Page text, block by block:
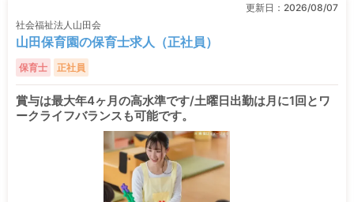
更新日： 2026/08/07
社会福祉法人山田会
山田保育園の保育士求人（正社員）
保育士 正社員
賞与は最大年4ヶ月の高水準です/土曜日出勤は月に1回とワ
ークライフバランスも可能です。